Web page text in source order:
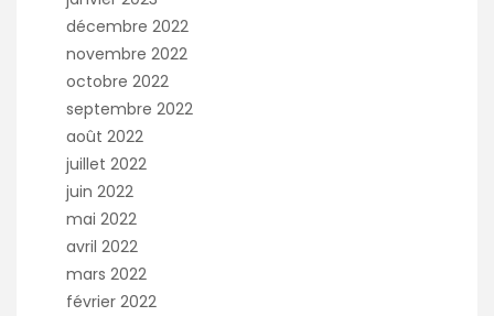
décembre 2022
novembre 2022
octobre 2022
septembre 2022
août 2022
juillet 2022
juin 2022
mai 2022
avril 2022
mars 2022
février 2022